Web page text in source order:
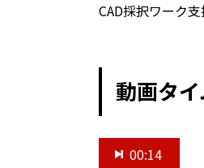
CAD採択ワーク
動画タ
00:14